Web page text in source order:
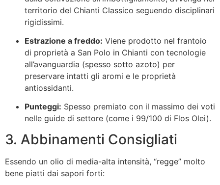
territorio del Chianti Classico seguendo disciplinari
rigidissimi.
Estrazione a freddo: Viene prodotto nel frantoio
di proprietà a San Polo in Chianti con tecnologie
all’avanguardia (spesso sotto azoto) per
preservare intatti gli aromi e le proprietà
antiossidanti.
Punteggi: Spesso premiato con il massimo dei voti
nelle guide di settore (come i 99/100 di Flos Olei).
3. Abbinamenti Consigliati
Essendo un olio di media-alta intensità, “regge” molto
bene piatti dai sapori forti: